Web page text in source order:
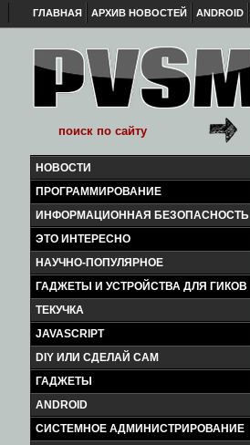
ГЛАВНАЯ АРХИВ НОВОСТЕЙ ANDROID
НОВОСТИ
ПРОГРАММИРОВАНИЕ
ИНФОРМАЦИОННАЯ БЕЗОПАСНОСТЬ
ЭТО ИНТЕРЕСНО
НАУЧНО-ПОПУЛЯРНОЕ
ГАДЖЕТЫ И УСТРОЙСТВА ДЛЯ ГИКОВ
ТЕКУЧКА
JAVASCRIPT
DIY ИЛИ СДЕЛАЙ САМ
ГАДЖЕТЫ
ANDROID
СИСТЕМНОЕ АДМИНИСТРИРОВАНИЕ